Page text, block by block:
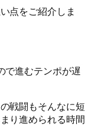
点をご紹介しま
で進むテンポが遅
戦闘もそんなに短
り進められる時間